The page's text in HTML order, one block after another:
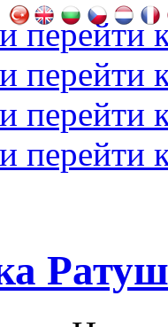
перейти
перейти
перейти
перейти